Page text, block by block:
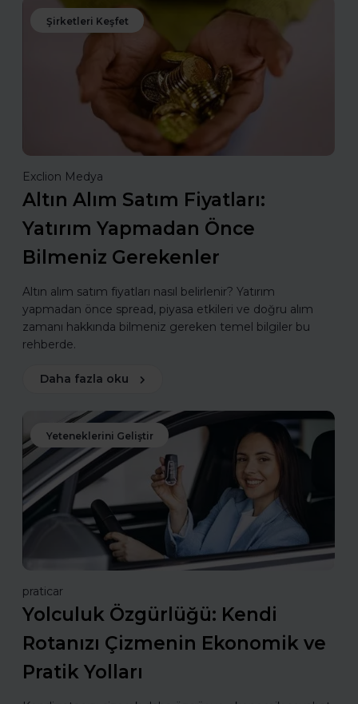
Şirketleri Keşfet
Exclion Medya
Altın Alım Satım Fiyatları:
Yatırım Yapmadan Önce
Bilmeniz Gerekenler
Altın alım satım fiyatları nasıl belirlenir? Yatırım
yapmadan önce spread, piyasa etkileri ve doğru alım
zamanı hakkında bilmeniz gereken temel bilgiler bu
rehberde.
Daha fazla oku
Yeteneklerini Geliştir
praticar
Yolculuk Özgürlüğü: Kendi
Rotanızı Çizmenin Ekonomik ve
Pratik Yolları